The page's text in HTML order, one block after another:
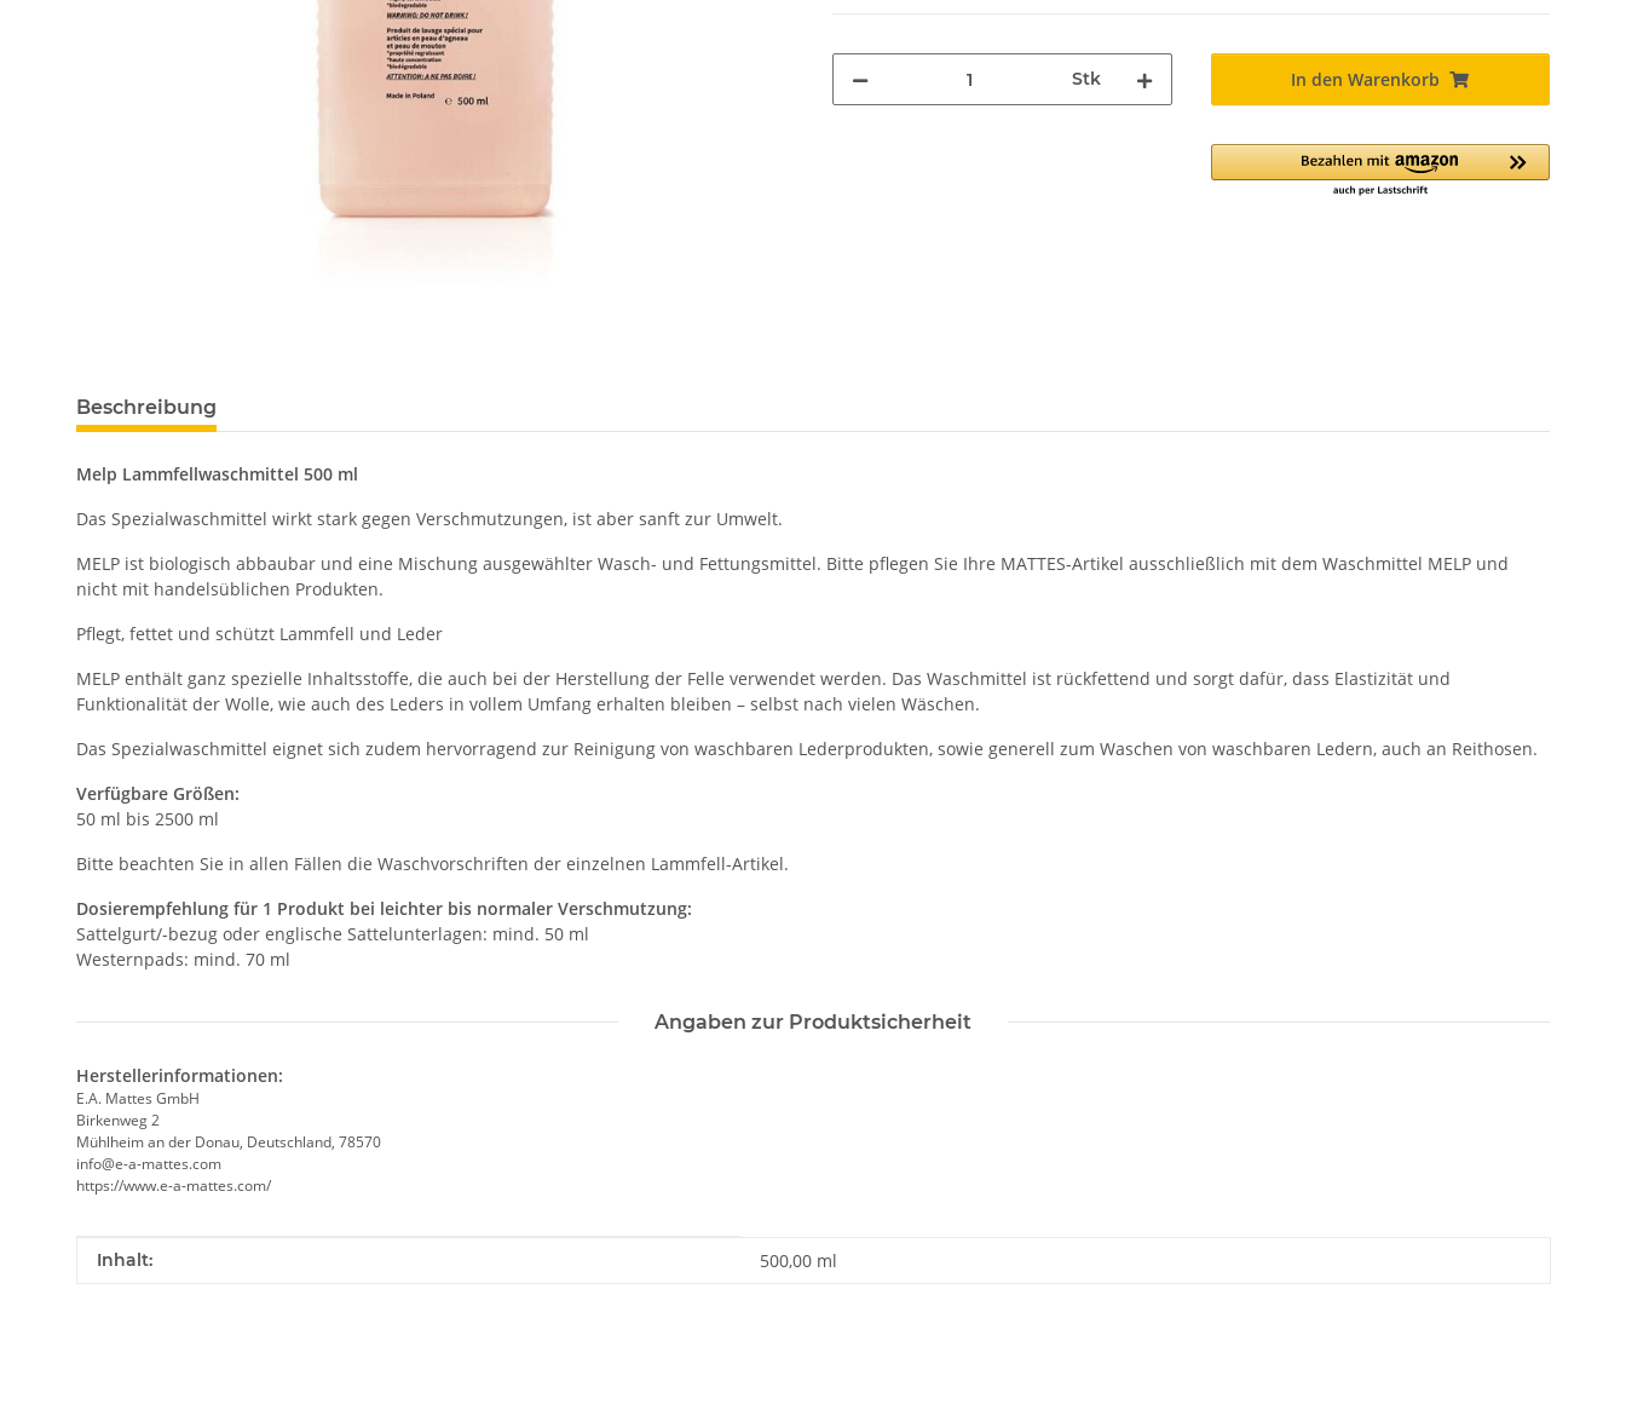
Stk In den Warenkorb
Beschreibung
Melp Lammfellwaschmittel 500 ml
Das Spezialwaschmittel wirkt stark gegen Verschmutzungen, ist aber sanft zur Umwelt.
MELP ist biologisch abbaubar und eine Mischung ausgewählter Wasch- und Fettungsmittel. Bitte pflegen Sie Ihre MATTES-Artikel ausschließlich mit dem Waschmittel MELP und
nicht mit handelsüblichen Produkten.
Pflegt, fettet und schützt Lammfell und Leder
MELP enthält ganz spezielle Inhaltsstoffe, die auch bei der Herstellung der Felle verwendet werden. Das Waschmittel ist rückfettend und sorgt dafür, dass Elastizität und
Funktionalität der Wolle, wie auch des Leders in vollem Umfang erhalten bleiben – selbst nach vielen Wäschen.
Das Spezialwaschmittel eignet sich zudem hervorragend zur Reinigung von waschbaren Lederprodukten, sowie generell zum Waschen von waschbaren Ledern, auch an Reithosen.
Verfügbare Größen:
50 ml bis 2500 ml
Bitte beachten Sie in allen Fällen die Waschvorschriften der einzelnen Lammfell-Artikel.
Dosierempfehlung für 1 Produkt bei leichter bis normaler Verschmutzung:
Sattelgurt/-bezug oder englische Sattelunterlagen: mind. 50 ml
Westernpads: mind. 70 ml
Angaben zur Produktsicherheit
Herstellerinformationen:
E.A. Mattes GmbH
Birkenweg 2
Mühlheim an der Donau, Deutschland, 78570
info@e-a-mattes.com
https://www.e-a-mattes.com/
Produkteigenschaft
Wert
Inhalt: 500,00 ml